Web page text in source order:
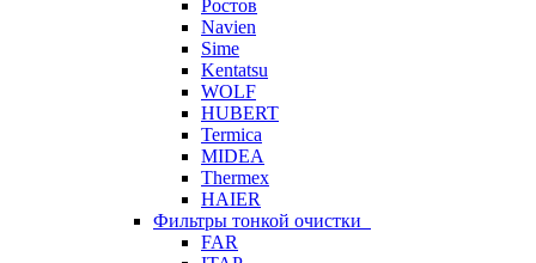
Ростов
Navien
Sime
Kentatsu
WOLF
HUBERT
Termica
MIDEA
Thermex
HAIER
Фильтры тонкой очистки
FAR